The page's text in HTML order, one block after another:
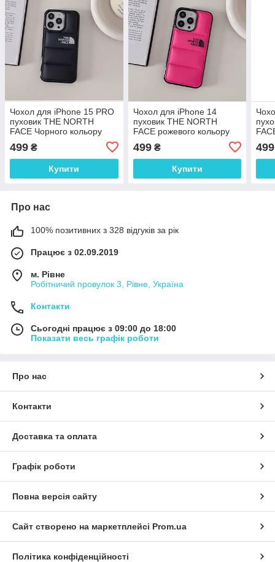
Чохол для iPhone 15 PRO
пуховик THE NORTH
FACE Чорного кольору
499 ₴
Купити
Чохол для iPhone 14
пуховик THE NORTH
FACE рожевого кольору
499₴
Купити
499
Про нас
100% позитивних з 328 відгуків за рік
Працює з 02.09.2019
м. Рівне
Робітничий провулок 3, Рівне, Україна
Контакти
Сьогодні працює з 09:00 до 18:00
Показати весь графік роботи
Про нас
Контакти
Доставка та оплата
Графік роботи
Повна версія сайту
Сайт створено на маркетплейсі Prom.ua
Політика конфіденційності